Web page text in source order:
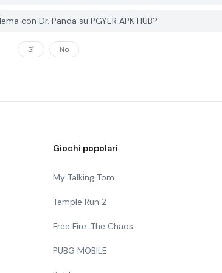
con Dr. Panda su PGYER APK HUB?
Sì No
Giochi popolari
My Talking Tom
Temple Run 2
Free Fire: The Chaos
PUBG MOBILE